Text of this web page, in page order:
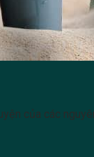
của các